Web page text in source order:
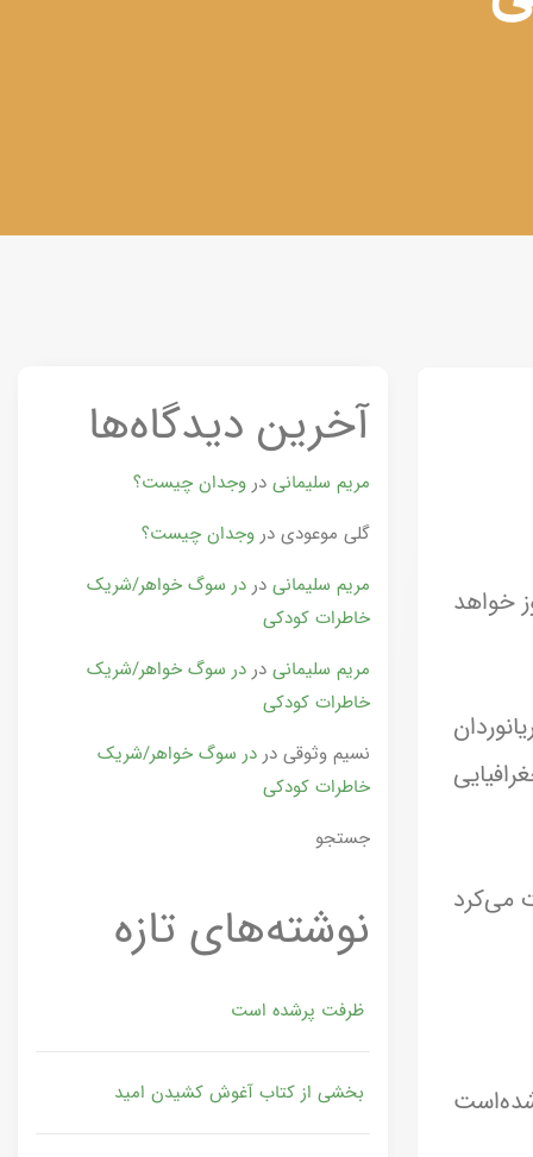
خواهد
می‌کرد
آخرین دیدگاه‌ها
مریم سلیمانی دروجدان چیست؟
گلی موعودی دروجدان چیست؟
مریم سلیمانی دردر سوگ خواهر/شریک
خاطرات کودکی
مریم سلیمانی دردر سوگ خواهر/شریک
خاطرات کودکی
نسیم وثوقی دردر سوگ خواهر/شریک
خاطرات کودکی
جستجو
نوشته‌های تازه
ظرفت پرشده‌ است
بخشی از کتاب آغوش کشیدن امید